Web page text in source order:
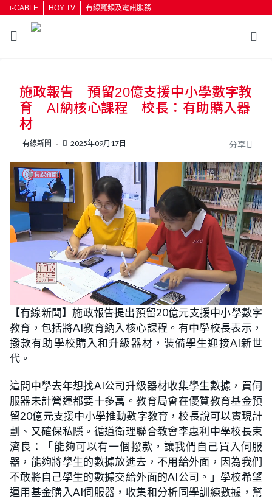
i-CABLE HOY TV 有線寬頻及電訊服務
按輸入鍵開始搜尋
施政報告｜預留20億支援中小學數字教
育 AI納核心課程 校長：有助購入器
材
有線新聞 2025年09月17日 分享
U
n
m
t
e
L
o
a
d
e
d
:
3
%
【有線新聞】施政報告提出預留20億元支援中小學數字
教育，包括將AI教育納入核心課程。有中學校長表示，
撥款有助學校購入和升級器材，裝備學生迎接AI新世
代。
這間中學去年想找AI公司升級器材收集學生數據，買伺
服器未計營運都要十多萬。教育局會在優質教育基金預
留20億元支援中小學推動數字教育，校長說可以實現計
劃、又確保私隱。循道衛理聯合教會李惠利中學校長束
濟良：「能夠可以有一個撥款，讓我們自己買入伺服
器，能夠將學生的數據放進去，不用給外面，因為我們
不敢將自己學生的數據交給外面的AI公司。」學校希望
運用基金購入AI伺服器，收集和分析同學訓練數據，幫